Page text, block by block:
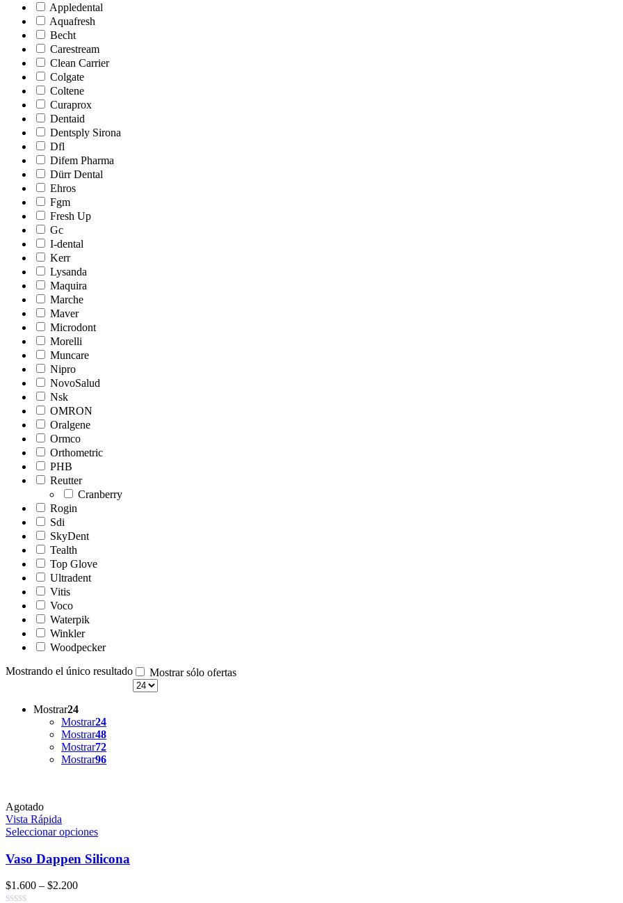
Appledental
Aquafresh
Becht
Carestream
Clean Carrier
Colgate
Coltene
Curaprox
Dentaid
Dentsply Sirona
Dfl
Difem Pharma
Dürr Dental
Ehros
Fgm
Fresh Up
Gc
I-dental
Kerr
Lysanda
Maquira
Marche
Maver
Microdont
Morelli
Muncare
Nipro
NovoSalud
Nsk
OMRON
Oralgene
Ormco
Orthometric
PHB
Reutter
Cranberry
Rogin
Sdi
SkyDent
Tealth
Top Glove
Ultradent
Vitis
Voco
Waterpik
Winkler
Woodpecker
Mostrando el único resultado
Mostrar sólo ofertas
Mostrar24
Mostrar24
Mostrar48
Mostrar72
Mostrar96
Agotado
Vista Rápida
Seleccionar opciones
Vaso Dappen Silicona
$1.600 – $2.200